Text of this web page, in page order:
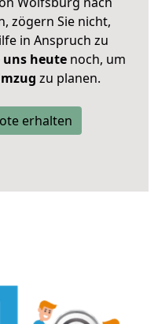
zögern Sie nicht,
in Anspruch zu
heutenoch, um
zu planen.
erhalten